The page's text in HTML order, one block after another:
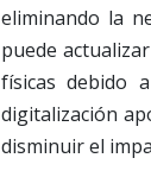
eliminando la
puede
físicas debido
digitalización
disminuir el